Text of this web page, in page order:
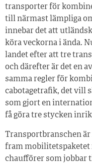
transporter för
till närmast lämpliga
innebar det att
köra veckorna i ända.
landet efter att tre
och därefter är det en
samma regler för
cabotagetrafik, det vill
som gjort en
få göra tre stycken
Transportbranschen är
fram mobilitetspaketet
chaufförer som jobbar